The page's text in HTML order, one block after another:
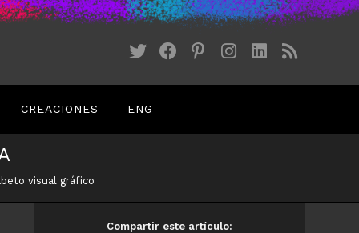
CREACIONES ENG
visual gráfico
Compartir este artículo: